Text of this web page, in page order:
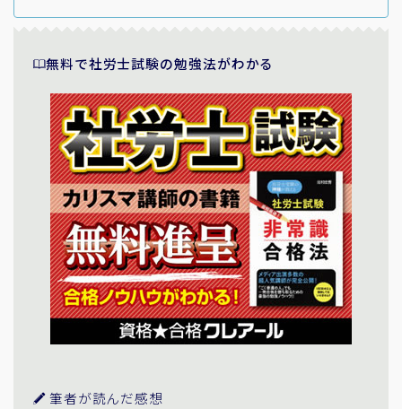
無料で社労士試験の勉強法がわかる
筆者が読んだ感想